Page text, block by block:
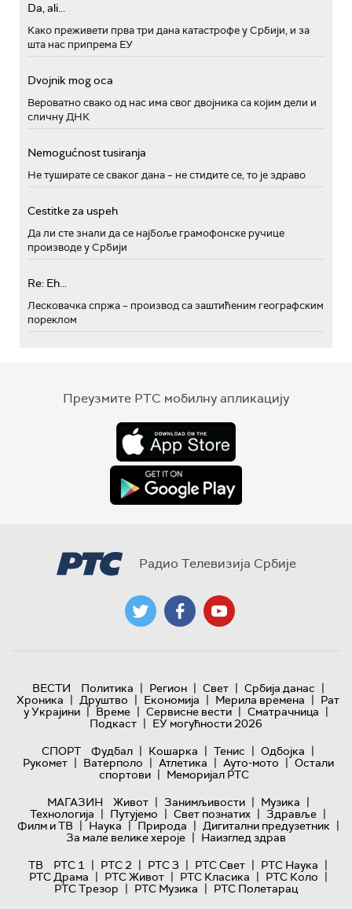
Da, ali...
Како преживети прва три дана катастрофе у Србији, и за
шта нас припрема ЕУ
Dvojnik mog oca
Вероватно свако од нас има свог двојника са којим дели и
сличну ДНК
Nemogućnost tusiranja
Не туширате се сваког дана – не стидите се, то је здраво
Cestitke za uspeh
Да ли сте знали да се најбоље грамофонске ручице
производе у Србији
Re: Eh...
Лесковачка спржа – производ са заштићеним географским
пореклом
Преузмите РТС мобилну апликацију
Радио Телевизија Србије
ВЕСТИ Политика | Регион | Свет | Србија данас |
Хроника | Друштво | Економија | Мерила времена | Рат
у Украјини | Време | Сервисне вести | Сматрачница |
Подкаст | ЕУ могућности 2026
СПОРТ
Фудбал | Кошарка | Тенис | Одбојка |
Рукомет | Ватерполо | Атлетика | Ауто-мото | Остали
спортови | Меморијал РТС
МАГАЗИН
Живот | Занимљивости | Музика |
Технологијa | Путујемо | Свет познатих | Здравље |
Филм и ТВ | Наука | Природа | Дигитални предузетник |
За мале велике хероје | Наизглед здрав
ТВ
РТС 1 | РТС 2 | РТС 3 | РТС Свет | РТС Наука |
РТС Драма | РТС Живот | РТС Класика | РТС Коло |
РТС Трезор | РТС Музика | РТС Полетарац